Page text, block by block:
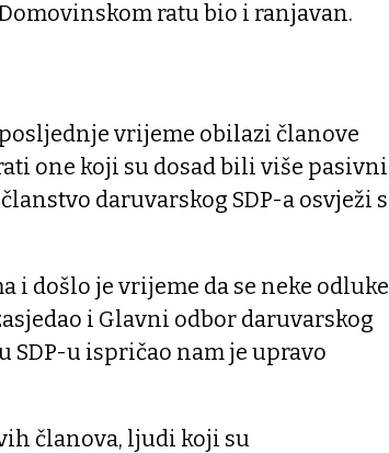
ratu bio i ranjavan.
vrijeme obilazi članove
one koji su dosad bili više pasivni
daruvarskog SDP-a osvježi s
i došlo je vrijeme da se neke odluke
i Glavni odbor daruvarskog
SDP-u ispričao nam je upravo
članova, ljudi koji su